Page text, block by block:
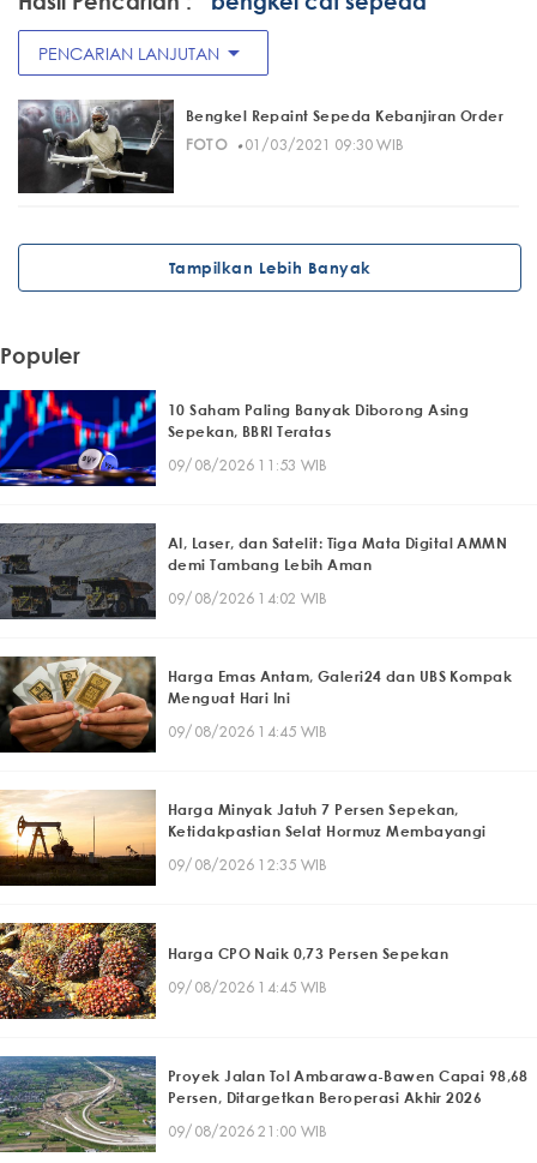
PENCARIAN LANJUTAN arrow_drop_down
Bengkel Repaint Sepeda Kebanjiran Order
FOTO· 01/03/2021 09:30 WIB
Tampilkan Lebih Banyak
Populer
10 Saham Paling Banyak Diborong Asing
Sepekan, BBRI Teratas
09/08/2026 11:53 WIB
AI, Laser, dan Satelit: Tiga Mata Digital AMMN
demi Tambang Lebih Aman
09/08/2026 14:02 WIB
Harga Emas Antam, Galeri24 dan UBS Kompak
Menguat Hari Ini
09/08/2026 14:45 WIB
Harga Minyak Jatuh 7 Persen Sepekan,
Ketidakpastian Selat Hormuz Membayangi
09/08/2026 12:35 WIB
Harga CPO Naik 0,73 Persen Sepekan
09/08/2026 14:45 WIB
Proyek Jalan Tol Ambarawa-Bawen Capai 98,68
Persen, Ditargetkan Beroperasi Akhir 2026
09/08/2026 21:00 WIB